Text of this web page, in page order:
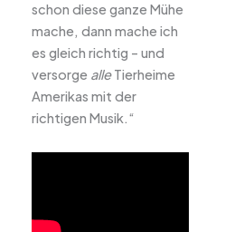
schon diese ganze Mühe
mache, dann mache ich
es gleich richtig – und
versorge alleTierheime
Amerikas mit der
richtigen Musik.“